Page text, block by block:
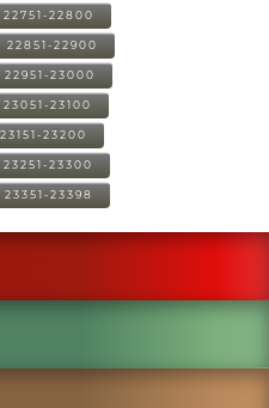
22800
22851-22900
23000
23100
23200
23300
23398